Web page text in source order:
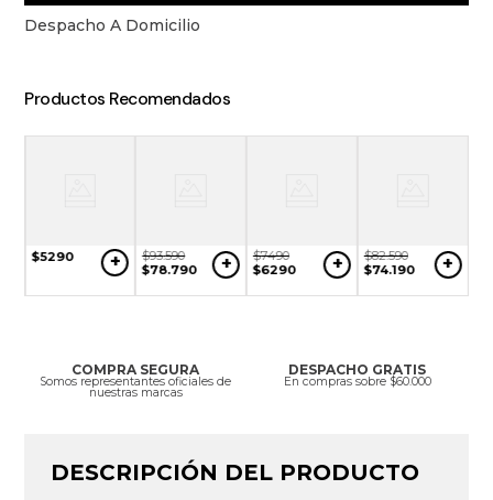
Despacho A Domicilio
Productos Recomendados
$5290 + $93.590
$78.790 + $7490
$6290 + $82.590
$74.190 +
COMPRA SEGURA
Somos representantes oficiales de
nuestras marcas
DESPACHO GRATIS
En compras sobre $60.000
DESCRIPCIÓN DEL PRODUCTO